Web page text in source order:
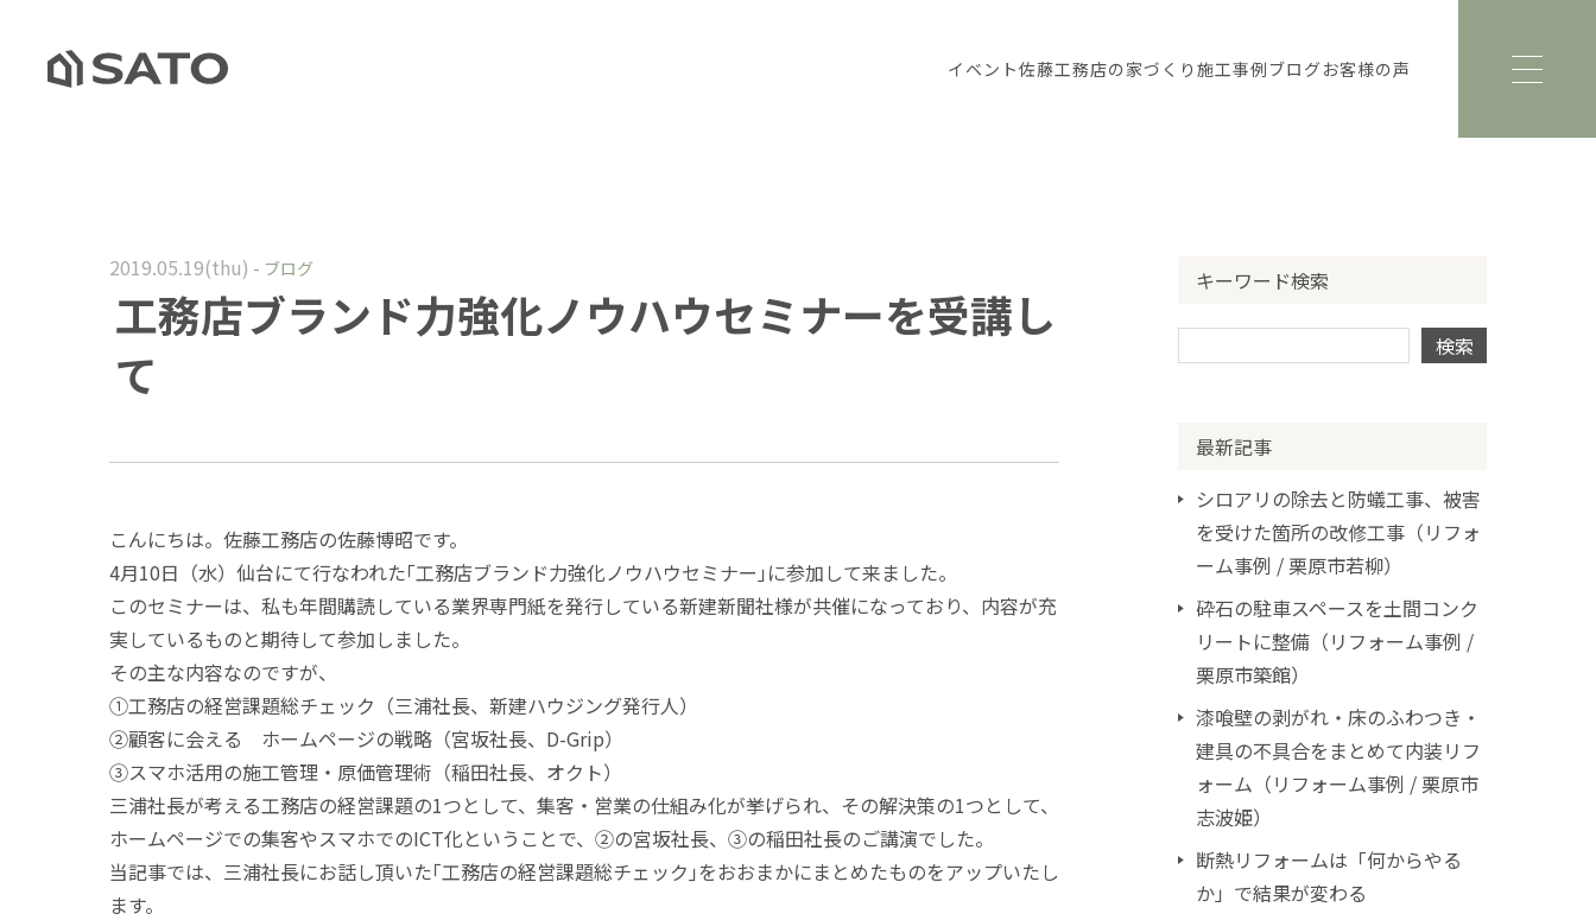
イベント佐藤工務店の家づくり 施工事例ブログお客様の声
工務店ブランド力強化ノウハウセミナーを受講し
て
2019.05.19(thu) - ブログ
こんにちは。佐藤工務店の佐藤博昭です。
4月10日（水）仙台にて行なわれた｢工務店ブランド力強化ノウハウセミナー｣に参加して来ました。
このセミナーは、私も年間購読している業界専門紙を発行している新建新聞社様が共催になっており、内容が充
実しているものと期待して参加しました。
その主な内容なのですが、
①工務店の経営課題総チェック（三浦社長、 新建ハウジング発行人）
②顧客に会える ホームページの戦略（宮坂社長、 D-Grip）
③スマホ活用の施工管理・原価管理術（稲田社長、 オクト）
三浦社長が考える工務店の経営課題の1つとして、集客・営業の仕組み化が挙げられ、その解決策の1つとして、
ホームページでの集客やスマホでのICT化ということで、②の宮坂社長、③の稲田社長のご講演でした。
当記事では、三浦社長にお話し頂いた｢工務店の経営課題総チェック｣をおおまかにまとめたものをアップいたし
ます。
キーワード検索
最新記事
シロアリの除去と防蟻工事、被害
を受けた箇所の改修工事（リフォ
ーム事例 / 栗原市若柳）
砕石の駐車スペースを土間コンク
リートに整備（リフォーム事例 /
栗原市築館）
漆喰壁の剥がれ・床のふわつき・
建具の不具合をまとめて内装リフ
ォーム（リフォーム事例 / 栗原市
志波姫）
断熱リフォームは「何からやる
か」で結果が変わる